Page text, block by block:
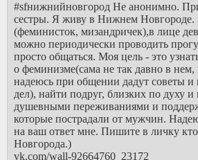
#sfнижнийновгород Не анонимно.
сестры. Я живу в Нижнем Новгороде.
(феминисток, мизандричек),в лице
можно периодически проводить
просто общаться. Моя цель - это
о феминизме(сама не так давно в
надеюсь при общении дадут советы и
дел), найти подруг, близких по духу и
душевными переживаниями и
которые пострадали от мужчин.
на ваш ответ мне. Пишите в личку
Новгорода.)
vk.com/wall-92664760_23172